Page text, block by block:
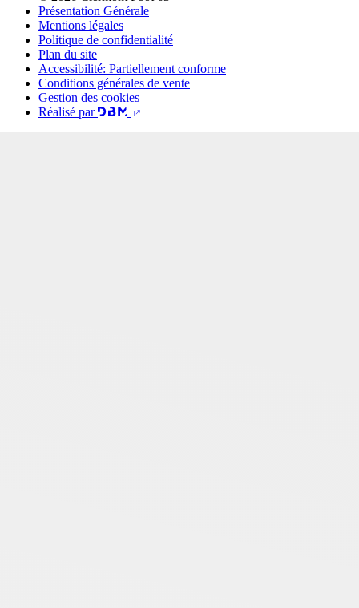
Présentation Générale
Mentions légales
Politique de confidentialité
Plan du site
Accessibilité: Partiellement conforme
Conditions générales de vente
Gestion des cookies
Réalisé par